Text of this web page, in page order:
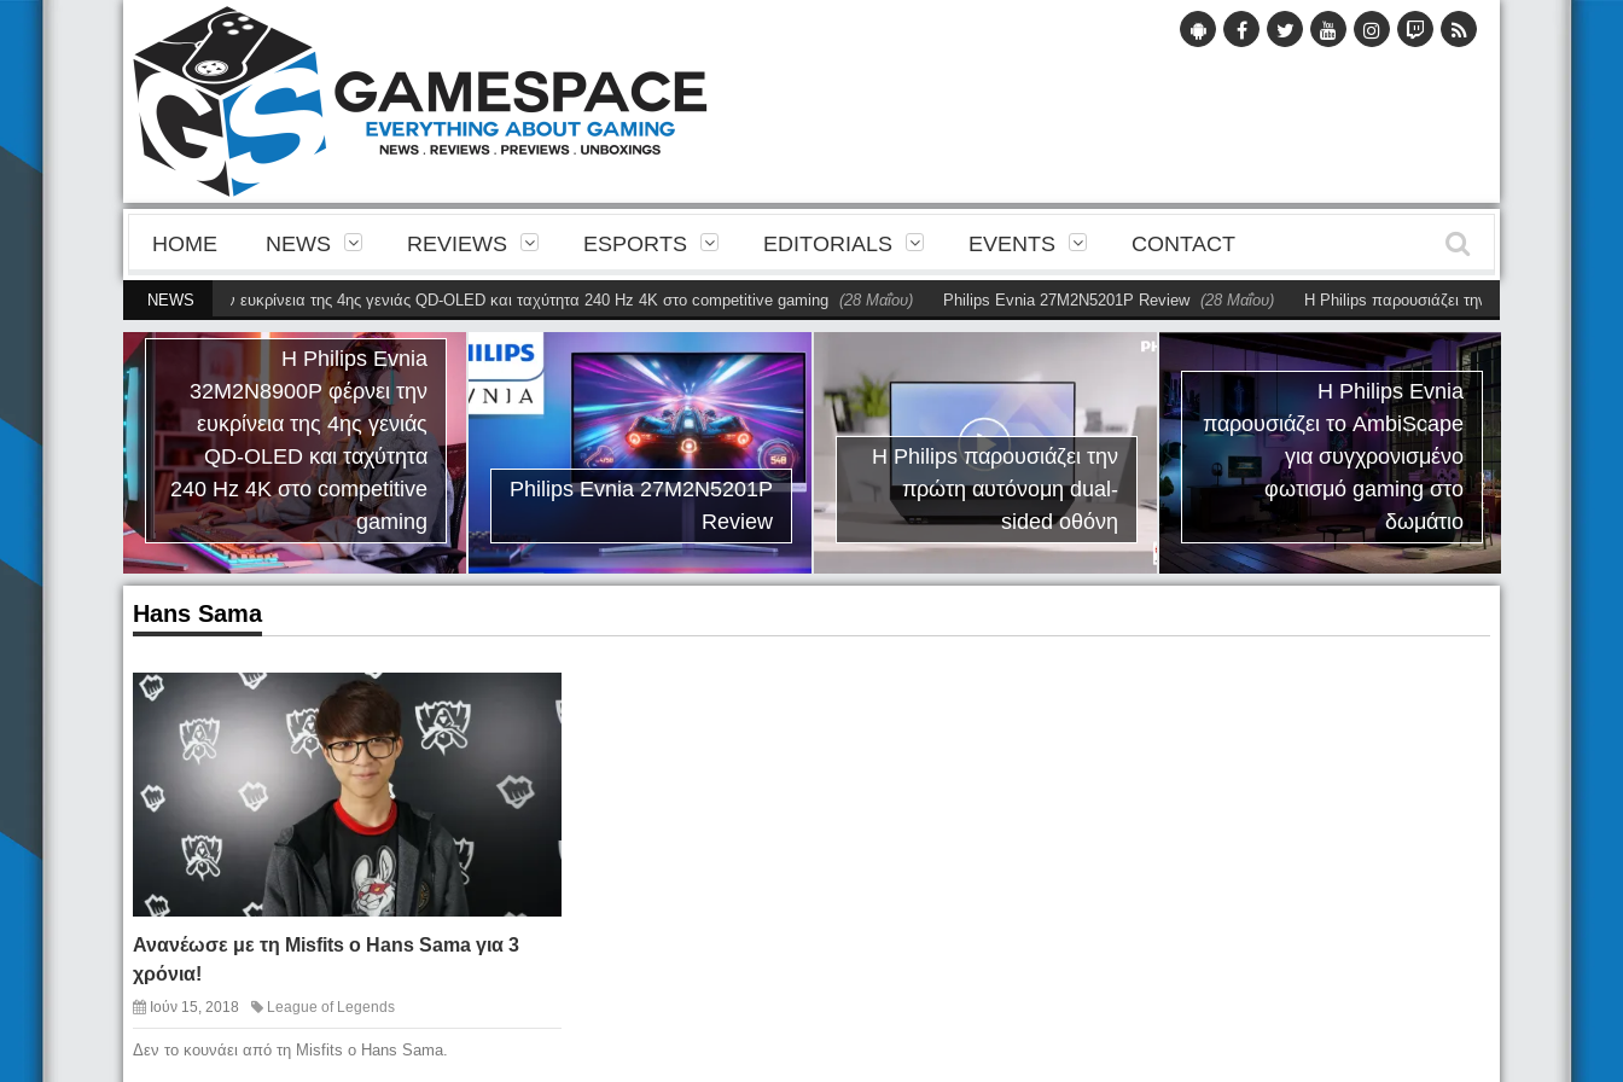
HOME NEWS REVIEWS ESPORTS EDITORIALS EVENTS CONTACT
NEWS
32M2N8900P φέρνει την ευκρίνεια της 4ης γενιάς QD-OLED και ταχύτητα 240 Hz 4K στο competitive gaming (28 Μαΐου) Philips Evnia 27M2N5201P Review (28 Μαΐου) Η Philips παρουσιάζει την πρώτη αυτόνομη
Η Philips Evnia
32M2N8900P φέρνει την
ευκρίνεια της 4ης γενιάς
QD-OLED και ταχύτητα
240 Hz 4K στο competitive
gaming
Philips Evnia 27M2N5201P
Review
Η Philips παρουσιάζει την
πρώτη αυτόνομη dual-
sided οθόνη
Η Philips Evnia
παρουσιάζει το AmbiScape
για συγχρονισμένο
φωτισμό gaming στο
δωμάτιο
Hans Sama
Ανανέωσε με τη Misfits ο Hans Sama για 3
χρόνια!
Ιούν 15, 2018 League of Legends
Δεν το κουνάει από τη Misfits ο Hans Sama.